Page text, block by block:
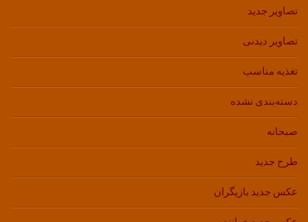
تصاویر جدید
تصاویر دیدنی
تغذیه مناسب
دسته‌بندی نشده
صبحانه
طرح جدید
عکس جدید بازیگران